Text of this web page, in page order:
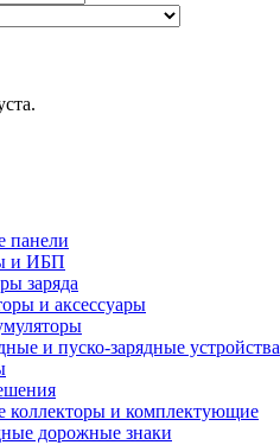
панели
и ИБП
заряда
и аксессуары
и пуско-зарядные устройства
коллекторы и комплектующие
дорожные знаки